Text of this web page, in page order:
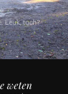
Leuk, toch?
weten